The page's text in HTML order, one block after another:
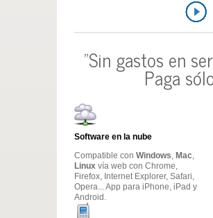
"Sin gastos en
Paga
Software en la nube
Compatible con Windows, Mac,
Linux vía web con Chrome,
Firefox, Internet Explorer, Safari,
Opera... App para iPhone, iPad y
Android.